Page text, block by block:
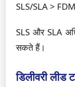
SLS/SLA > FDM
SLS और SLA
सकते हैं।
डिलीवरी लीड